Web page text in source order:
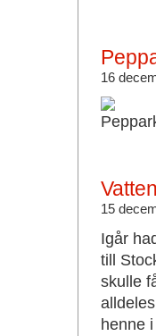
16
15
Igår
till
skulle
henne